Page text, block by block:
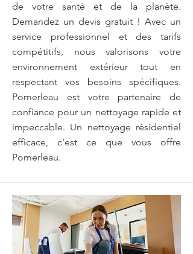
de votre santé et de la planète.
Demandez un devis gratuit ! Avec un
service professionnel et des tarifs
compétitifs, nous valorisons votre
environnement extérieur tout en
respectant vos besoins spécifiques.
Pomerleau est votre partenaire de
confiance pour un nettoyage rapide et
impeccable. Un nettoyage résidentiel
efficace, c’est ce que vous offre
Pomerleau.